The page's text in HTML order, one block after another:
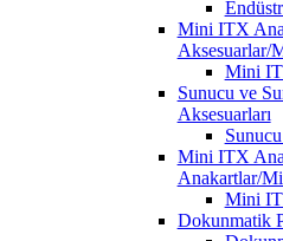
Mini ITX
Aksesuarlar/
Mini
Sunucu ve
Aksesuarları
Mini ITX
Anakartlar/
Mini
Dokunmatik